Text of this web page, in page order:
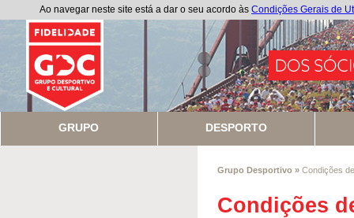
Ao navegar neste site está a dar o seu acordo às Condições Gerais de
GRUPO DESPORTO
Grupo Desportivo » Condições
Condições